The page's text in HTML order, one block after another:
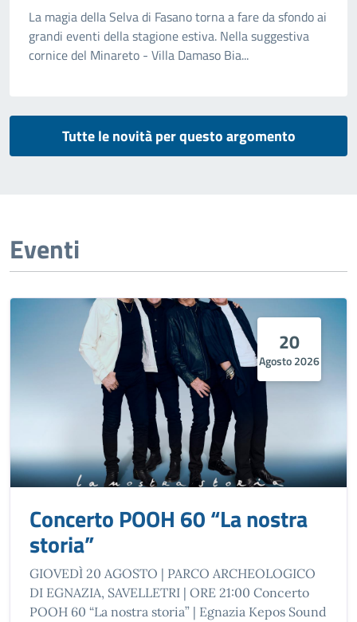
La magia della Selva di Fasano torna a fare da sfondo ai
grandi eventi della stagione estiva. Nella suggestiva
cornice del Minareto - Villa Damaso Bia...
Tutte le novità per questo argomento
Eventi
20
Agosto 2026
Concerto POOH 60 “La nostra
storia”
GIOVEDÌ 20 AGOSTO | PARCO ARCHEOLOGICO
DI EGNAZIA, SAVELLETRI | ORE 21:00 Concerto
POOH 60 “La nostra storia” | Egnazia Kepos Sound